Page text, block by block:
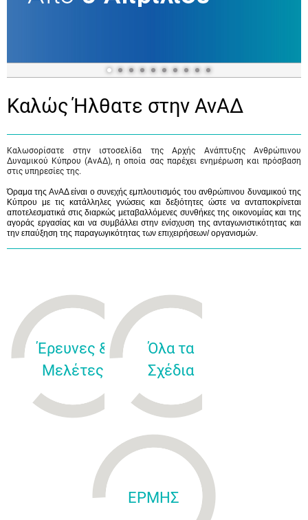
Καλώς Ήλθατε στην ΑνΑΔ
Καλωσορίσατε στην ιστοσελίδα της Αρχής Ανάπτυξης Ανθρώπινου
Δυναμικού Κύπρου (ΑνΑΔ), η οποία σας παρέχει ενημέρωση και πρόσβαση
στις υπηρεσίες της.
Όραμα της ΑνΑΔ είναι ο συνεχής εμπλουτισμός του ανθρώπινου δυναμικού της
Κύπρου με τις κατάλληλες γνώσεις και δεξιότητες ώστε να ανταποκρίνεται
αποτελεσματικά στις διαρκώς μεταβαλλόμενες συνθήκες της οικονομίας και της
αγοράς εργασίας και να συμβάλλει στην ενίσχυση της ανταγωνιστικότητας και
την επαύξηση της παραγωγικότητας των επιχειρήσεων/ οργανισμών.
Έρευνες &
Μελέτες
Όλα τα
Σχέδια
ΕΡΜΗΣ